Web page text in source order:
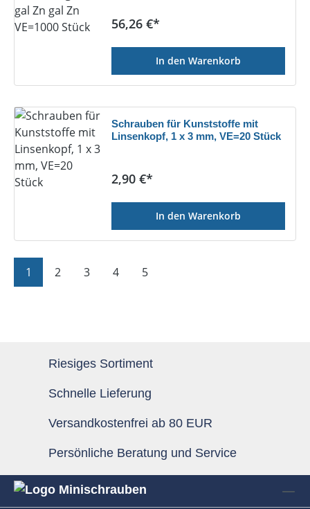
Regulärer Preis:
56,26 €*
In den Warenkorb
Schrauben für Kunststoffe mit
Linsenkopf, 1 x 3 mm, VE=20 Stück
Regulärer Preis:
2,90 €*
In den Warenkorb
Seite
1 Seite
2 Seite
3 Seite
4 Seite
5
Riesiges Sortiment
Schnelle Lieferung
Versandkostenfrei ab 80 EUR
Persönliche Beratung und Service